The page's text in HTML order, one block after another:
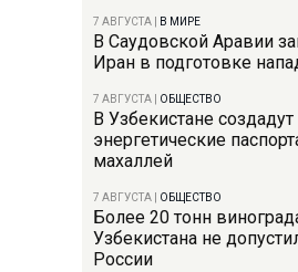
7 АВГУСТА В МИРЕ
В Саудовской Аравии
Иран в подготовке
7 АВГУСТА ОБЩЕСТВО
В Узбекистане создадут
энергетические
махаллей
7 АВГУСТА ОБЩЕСТВО
Более 20 тонн
Узбекистана не
России